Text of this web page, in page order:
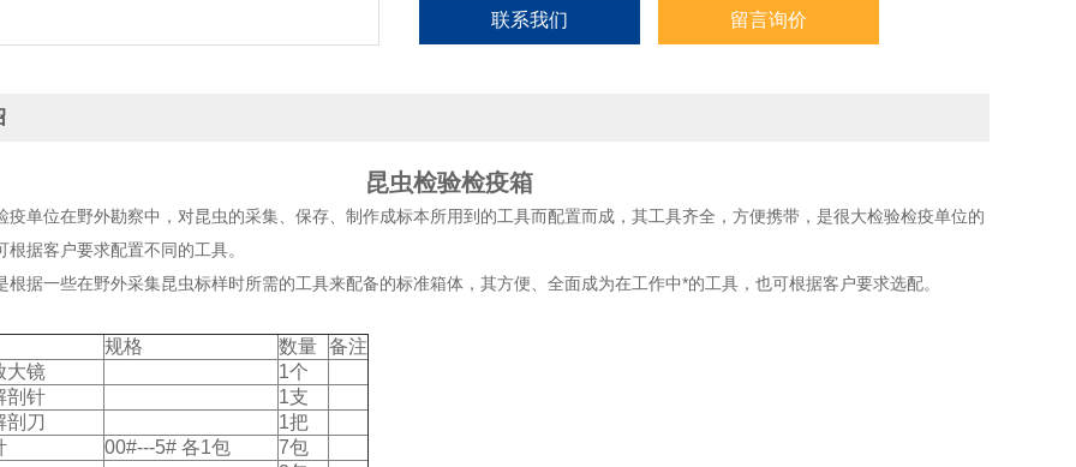
联系我们 留言询价
昆虫检验检疫箱
疫单位在野外勘察中，对昆虫的采集、保存、制作成标本所用到的工具而配置而成，其工具齐全，方便携带，是很大检验检疫单位的
根据客户要求配置不同的工具。
根据一些在野外采集昆虫标样时所需的工具来配备的标准箱体，其方便、全面成为在工作中*的工具，也可根据客户要求选配。
规格 数量 备注
大镜
1个
剖针
1支
剖刀
1把
00#---5# 各1包
7包